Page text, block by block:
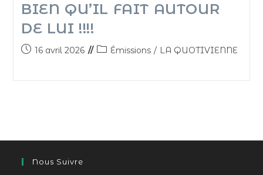
BIEN QU’IL FAIT AUTOUR
DE LUI !!!!
16 avril 2026 Émissions / LA QUOTIVIENNE
Nous Suivre